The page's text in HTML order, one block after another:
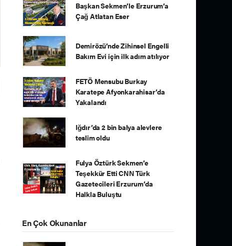
Başkan Sekmen’le Erzurum’a
Çağ Atlatan Eser
Demirözü’nde Zihinsel Engelli
Bakım Evi için ilk adım atılıyor
FETÖ Mensubu Burkay
Karatepe Afyonkarahisar’da
Yakalandı
Iğdır’da 2 bin balya alevlere
teslim oldu
Fulya Öztürk Sekmen’e
Teşekkür Etti CNN Türk
Gazetecileri Erzurum’da
Halkla Buluştu
En Çok Okunanlar